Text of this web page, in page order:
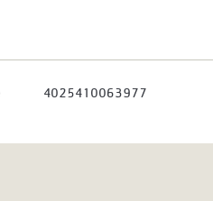
4025410063977